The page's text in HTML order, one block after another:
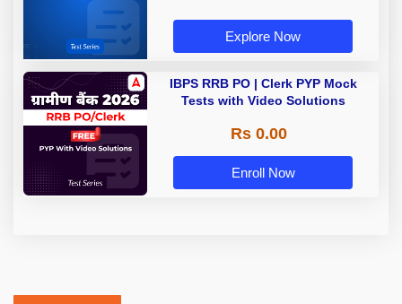
Explore Now
IBPS RRB PO | Clerk PYP Mock
Tests with Video Solutions
Rs 0.00
Enroll Now